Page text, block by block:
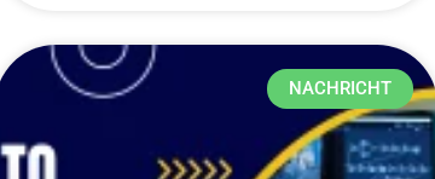
NACHRICHT